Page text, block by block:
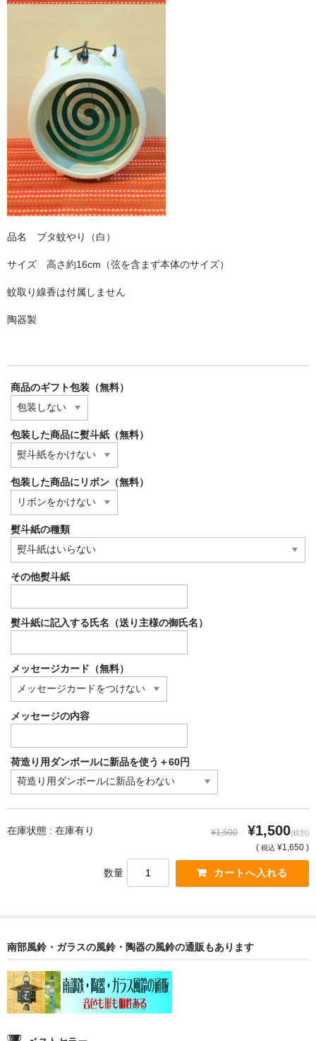
品名 ブタ蚊やり（白）
サイズ 高さ約16cm（弦を含まず本体のサイズ）
蚊取り線香は付属しません
陶器製
商品のギフト包装（無料）
包装した商品に熨斗紙（無料）
包装した商品にリボン（無料）
熨斗紙の種類
その他熨斗紙
熨斗紙に記入する氏名（送り主様の御氏名）
メッセージカード（無料）
メッセージの内容
荷造り用ダンボールに新品を使う＋60円
在庫状態 : 在庫有り ¥1,500 ¥1,500(税別)
( 税込 ¥1,650 )
数量
南部風鈴・ガラスの風鈴・陶器の風鈴の通販もあります